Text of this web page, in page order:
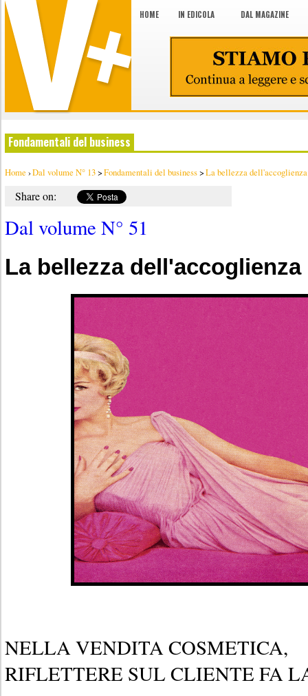
HOME IN EDICOLA DAL MAGAZINE
Fondamentali del business
Home ›Dal volume N° 13>Fondamentali del business>La bellezza
Share on:
Dal volume N° 51
La bellezza
NELLA VENDITA COSMETICA,
RIFLETTERE SUL CLIENTE FA